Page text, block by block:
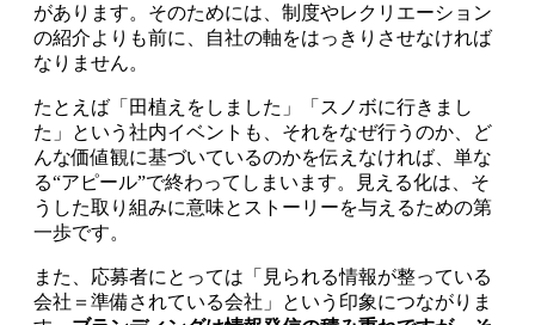
があります。そのためには、制度やレクリエーション
の紹介よりも前に、自社の軸をはっきりさせなければ
なりません。
たとえば「田植えをしました」「スノボに行きまし
た」という社内イベントも、それをなぜ行うのか、ど
んな価値観に基づいているのかを伝えなければ、単な
る“アピール”で終わってしまいます。見える化は、そ
うした取り組みに意味とストーリーを与えるための第
一歩です。
また、応募者にとっては「見られる情報が整っている
会社＝準備されている会社」という印象につながりま